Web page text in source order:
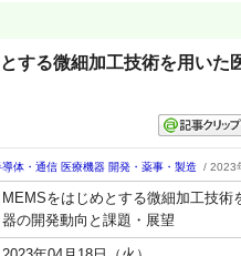
する微細加工技術を用いた
体・通信 医療機器 開発・薬事・製造 / 2023
MEMSをはじめとする微細加工技術
器の開発動向と課題・展望